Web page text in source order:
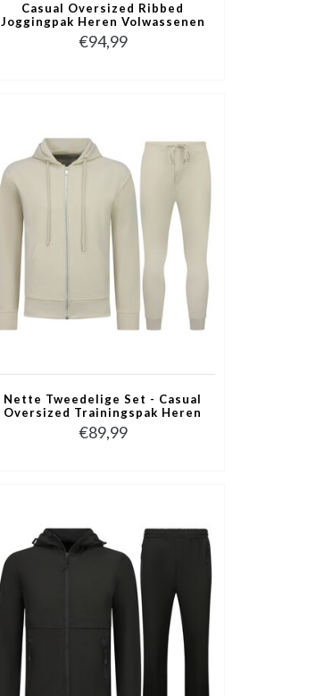
Casual Oversized Ribbed
Joggingpak Heren Volwassenen
- Trainingspak Heren - Nette
Tweedelige Set - 7920-
€94,99
Nette Tweedelige Set - Casual
Oversized Trainingspak Heren
- Joggingpak Heren
Volwassenen - 5853 - Beige
€89,99